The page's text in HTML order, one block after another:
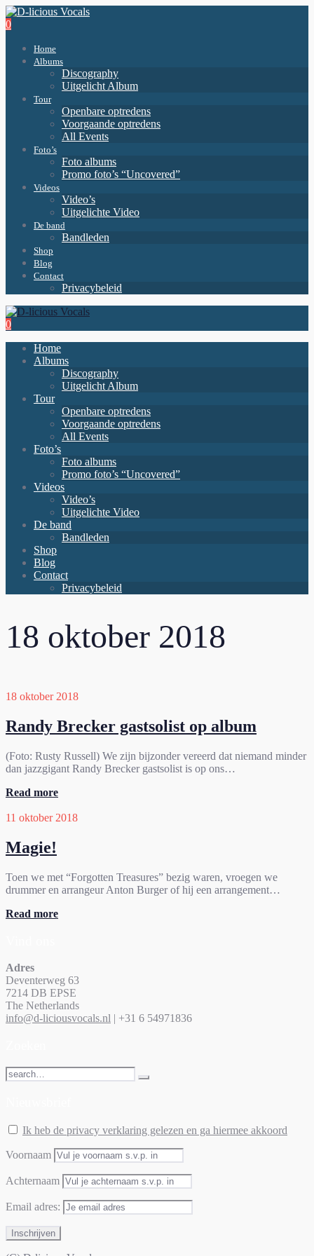
0
Home
Albums
Discography
Uitgelicht Album
Tour
Openbare optredens
Voorgaande optredens
All Events
Foto’s
Foto albums
Promo foto’s “Uncovered”
Videos
Video’s
Uitgelichte Video
De band
Bandleden
Shop
Blog
Contact
Privacybeleid
0
Home
Albums
Discography
Uitgelicht Album
Tour
Openbare optredens
Voorgaande optredens
All Events
Foto’s
Foto albums
Promo foto’s “Uncovered”
Videos
Video’s
Uitgelichte Video
De band
Bandleden
Shop
Blog
Contact
Privacybeleid
18 oktober 2018
18 oktober 2018
Randy Brecker gastsolist op album
(Foto: Rusty Russell) We zijn bijzonder vereerd dat niemand minder
dan jazzgigant Randy Brecker gastsolist is op ons…
Read more
11 oktober 2018
Magie!
Toen we met “Forgotten Treasures” bezig waren, vroegen we
drummer en arrangeur Anton Burger of hij een arrangement…
Read more
Adres
Deventerweg 63
7214 DB EPSE
The Netherlands
info@d-liciousvocals.nl | +31 6 54971836
Ik heb de privacy verklaring gelezen en ga hiermee akkoord
Voornaam
Achternaam
Email adres: